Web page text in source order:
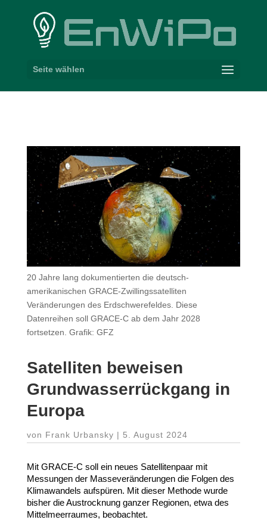
Seite wählen
20 Jahre lang dokumentierten die deutsch-
amerikanischen GRACE-Zwillingssatelliten
Veränderungen des Erdschwerefeldes. Diese
Datenreihen soll GRACE-C ab dem Jahr 2028
fortsetzen. Grafik: GFZ
Satel­liten beweisen
Grund­was­ser­rückgang in
Europa
von Frank Urbansky | 5. August 2024
Mit GRACE‑C soll ein neues Satel­li­tenpaar mit
Messungen der Masse­ver­än­de­rungen die Folgen des
Klima­wandels aufspüren. Mit dieser Methode wurde
bisher die Austrocknung ganzer Regionen, etwa des
Mittel­meer­raumes, beobachtet.